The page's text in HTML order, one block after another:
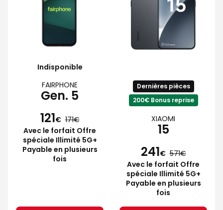
Indisponible
FAIRPHONE
Gen. 5
121€ 171
Avec le forfait Offre
spéciale Illimité 5G+
Payable en plusieurs
fois
Dernières pièces
200€ Bonus reprise
XIAOMI
15
241€ 571
Avec le forfait Offre
spéciale Illimité 5G+
Payable en plusieurs
fois